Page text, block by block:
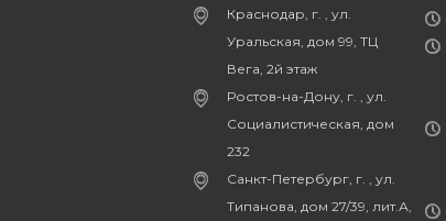
Краснодар, г. , ул.
Уральская, дом 99, ТЦ
Вега, 2й этаж
Ростов-на-Дону, г. , ул.
Социалистическая, дом
232
Санкт-Петербург, г. , ул.
Типанова, дом 27/39, лит.А,